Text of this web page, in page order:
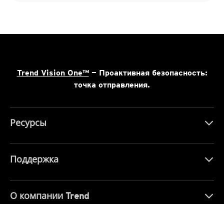
Trend Vision One™— Проактивная безопасность:
точка отправления.
Ресурсы
Поддержка
О компании Trend